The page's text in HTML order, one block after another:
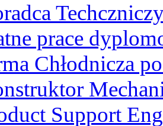
prace
Chłodnicza
Support